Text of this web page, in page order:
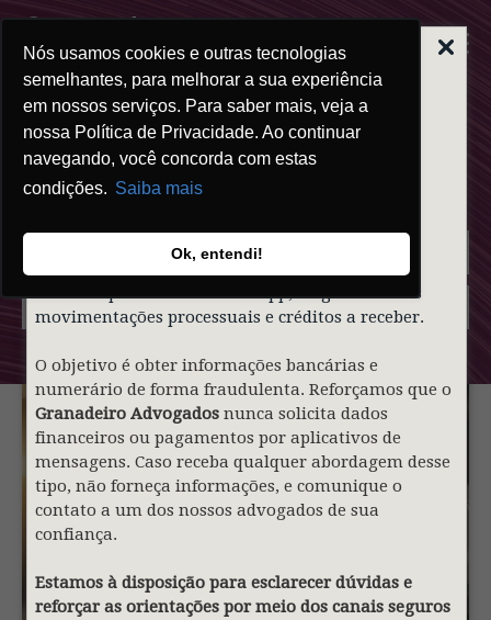
ALERTA | GOLPEDO FALSO
ADVOGADO
Prezados clientes,
Informamos que indivíduos mal-intencionados
identidade visual do nosso sócio
contatar pessoas via WhatsApp, alegando falsas
movimentações processuais e créditos a receber.
O objetivo é obter informações bancárias e
numerário de forma fraudulenta. Reforçamos que o
Granadeiro Advogados nunca solicita dados
financeiros ou pagamentos por aplicativos de
mensagens. Caso receba qualquer abordagem desse
tipo, não forneça informações, e comunique o
contato a um dos nossos advogados de sua
confiança.
Estamos à disposição para esclarecer dúvidas e
reforçar as orientações por meio dos canais seguros
Nós usamos cookies e outras tecnologias
semelhantes, para melhorar a sua experiência
em nossos serviços. Para saber mais, veja a
nossa Política de Privacidade. Ao continuar
navegando, você concorda com estas
condições. Saiba mais
Ok, entendi!
Blog